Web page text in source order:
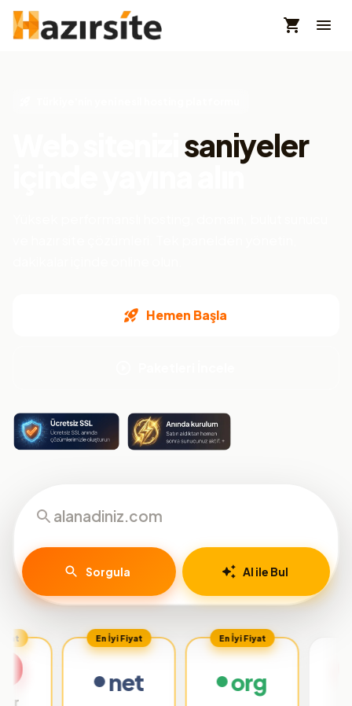
saniyeler
içinde yayına alın
Hemen Başla
Sorgula AI ile Bul
En İyi Fiyat
net
En İyi Fiyat
org